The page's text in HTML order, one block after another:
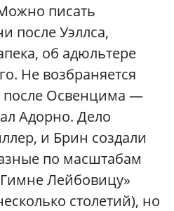
писать
после Уэллса,
об адюльтере
Не возбраняется
после Освенцима —
Адорно. Дело
и Брин создали
по масштабам
Лейбовицу»
столетий), но